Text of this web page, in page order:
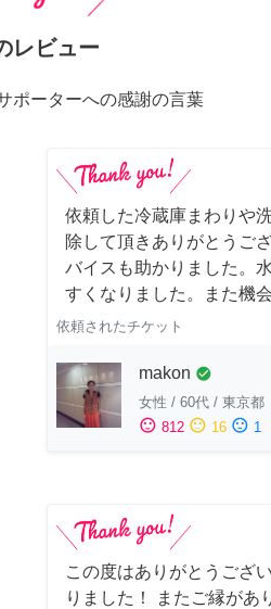
レビュー
ポーターへの感謝の言葉
依頼した冷蔵庫まわりや
除して頂きありがとうご
バイスも助かりました。
すくなりました。また機
依頼されたチケット
makon check_circle
女性 / 60代 / 東京都
sentiment_satisfied 812 sentiment_neutral 16 sentiment_dissatisfied 1
この度はありがとうござ
りました！ またご縁があ